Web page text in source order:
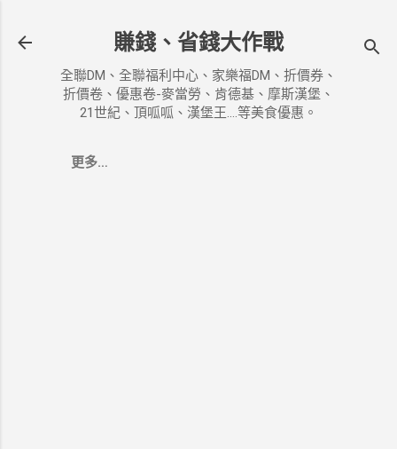
賺錢、省錢大作戰
全聯DM、全聯福利中心、家樂福DM、折價券、
折價卷、優惠卷-麥當勞、肯德基、摩斯漢堡、
21世紀、頂呱呱、漢堡王....等美食優惠。
更多…